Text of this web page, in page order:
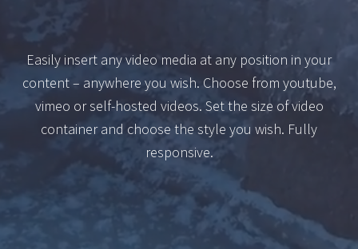
Easily insert any video media at any position in your
content – anywhere you wish. Choose from youtube,
vimeo or self-hosted videos. Set the size of video
container and choose the style you wish. Fully
responsive.